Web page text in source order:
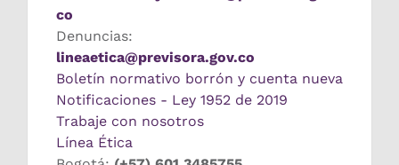
co
Denuncias:
lineaetica@previsora.gov.co
Boletín normativo borrón y cuenta nueva
Notificaciones - Ley 1952 de 2019
Trabaje con nosotros
Línea Ética